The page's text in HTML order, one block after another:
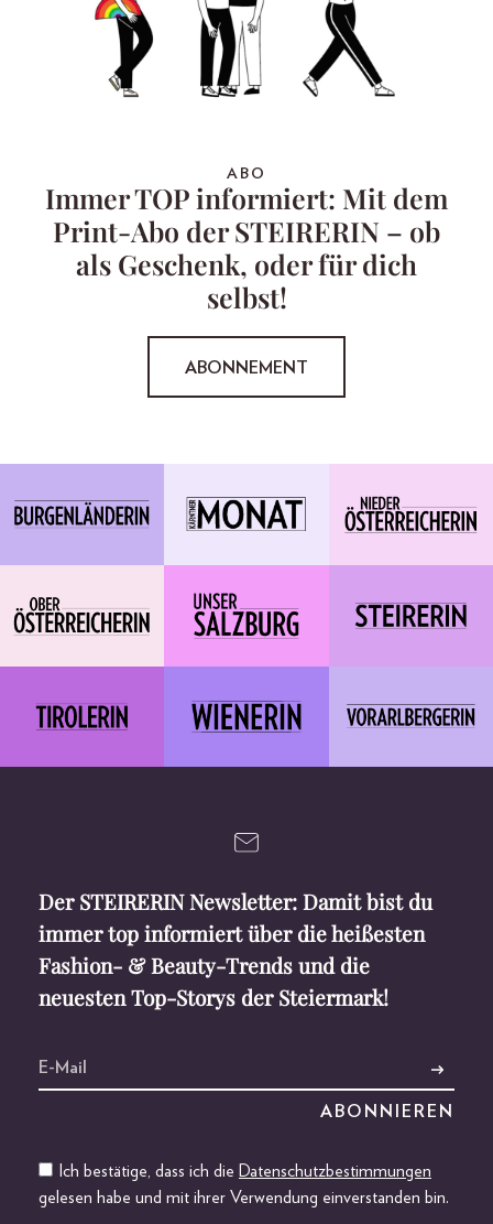
ABO
Immer TOP informiert: Mit dem
Print-Abo der STEIRERIN – ob
als Geschenk, oder für dich
selbst!
ABONNEMENT
Der STEIRERIN Newsletter: Damit bist du
immer top informiert über die heißesten
Fashion- & Beauty-Trends und die
neuesten Top-Storys der Steiermark!
Ich bestätige, dass ich die Datenschutzbestimmungen
gelesen habe und mit ihrer Verwendung einverstanden bin.